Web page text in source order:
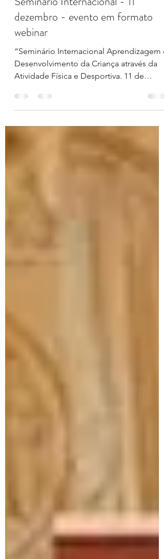
23 de nov. de 2021
2 min de leitura
Seminário Internacional - 11
dezembro - evento em formato
webinar
“Seminário Internacional Aprendizagem e
Atividade Física e Desportiva. 11 de
dezembro de 2021...